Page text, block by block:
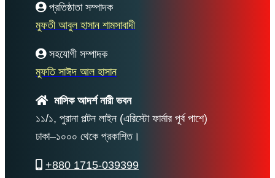
প্রতিষ্ঠাতা সম্পাদক
মুফতী আবুল হাসান শামসাবাদী
সহযোগী সম্পাদক
মুফতি সাঈদ আল হাসান
মাসিক আদর্শ নারী ভবন
১১/১, পুরানা পল্টন লাইন (এরিস্টো ফার্মার পূর্ব পাশে)
ঢাকা–১০০০ থেকে প্রকাশিত।
+880 1715-039399